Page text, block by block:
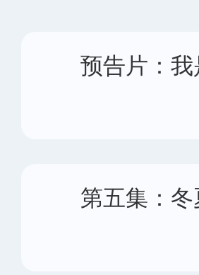
第五集：冬